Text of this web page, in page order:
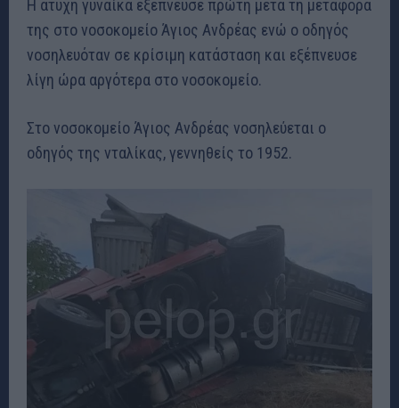
Η άτυχη γυναίκα εξέπνευσε πρώτη μετά τη μεταφορά
της στο νοσοκομείο Άγιος Ανδρέας ενώ ο οδηγός
νοσηλευόταν σε κρίσιμη κατάσταση και εξέπνευσε
λίγη ώρα αργότερα στο νοσοκομείο.
Στο νοσοκομείο Άγιος Ανδρέας νοσηλεύεται ο
οδηγός της νταλίκας, γεννηθείς το 1952.